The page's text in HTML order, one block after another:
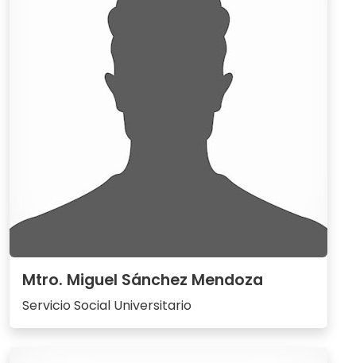
Mtro. Miguel Sánchez Mendoza
Servicio Social Universitario